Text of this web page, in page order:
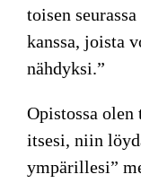
toisen
kanssa, joista
nähdyksi.”
Opistossa olen
itsesi, niin
ympärillesi”